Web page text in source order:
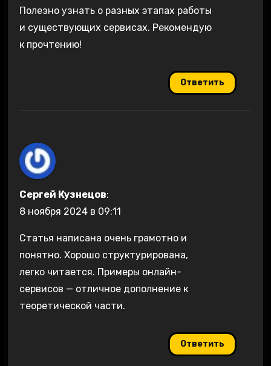
Полезно узнать о разных этапах работы
и существующих сервисах. Рекомендую
к прочтению!
Ответить
Сергей Кузнецов:
8 ноября 2024 в 09:11
Статья написана очень грамотно и
понятно. Хорошо структурирована,
легко читается. Примеры онлайн-
сервисов — отличное дополнение к
теоретической части.
Ответить